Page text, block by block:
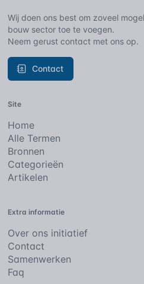
Wij doen ons best om zoveel
bouw sector toe te voegen.
Neem gerust contact met ons op.
Contact
Site
Home
Alle Termen
Bronnen
Categorieën
Artikelen
Extra informatie
Over ons initiatief
Contact
Samenwerken
Faq